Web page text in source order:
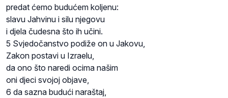
predat ćemo budućem koljenu:
slavu Jahvinu i silu njegovu
i djela čudesna što ih učini.
5 Svjedočanstvo podiže on u Jakovu,
Zakon postavi u Izraelu,
da ono što naredi ocima našim
oni djeci svojoj objave,
6 da sazna budući naraštaj,